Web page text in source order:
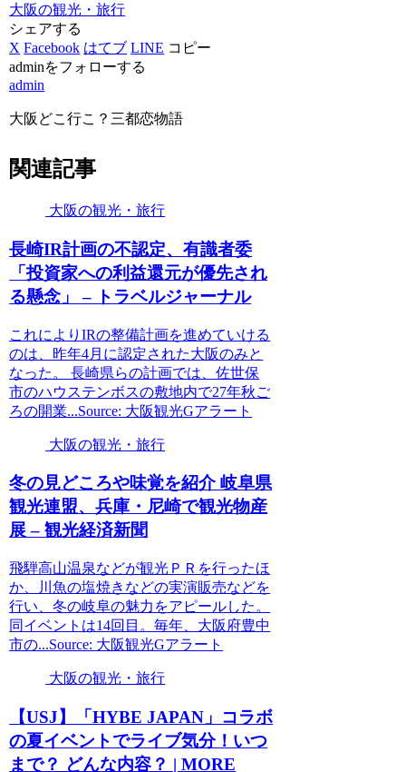
大阪の観光・旅行
シェアする
X Facebook はてブ LINE コピー
adminをフォローする
admin
大阪どこ行こ？三都恋物語
関連記事
大阪の観光・旅行
長崎IR計画の不認定、有識者委
「投資家への利益還元が優先され
る懸念」 – トラベルジャーナル
これによりIRの整備計画を進めていける
のは、昨年4月に認定された大阪のみと
なった。 長崎県らの計画では、佐世保
市のハウステンボスの敷地内で27年秋ご
ろの開業...Source: 大阪観光Gアラート
大阪の観光・旅行
冬の見どころや味覚を紹介 岐阜県
観光連盟、兵庫・尼崎で観光物産
展 –観光経済新聞
飛騨高山温泉などが観光ＰＲを行ったほ
か、川魚の塩焼きなどの実演販売などを
行い、冬の岐阜の魅力をアピールした。
同イベントは14回目。毎年、大阪府豊中
市の...Source: 大阪観光Gアラート
大阪の観光・旅行
【USJ】「HYBE JAPAN」コラボ
の夏イベントでライブ気分！いつ
まで？ どんな内容？ | MORE